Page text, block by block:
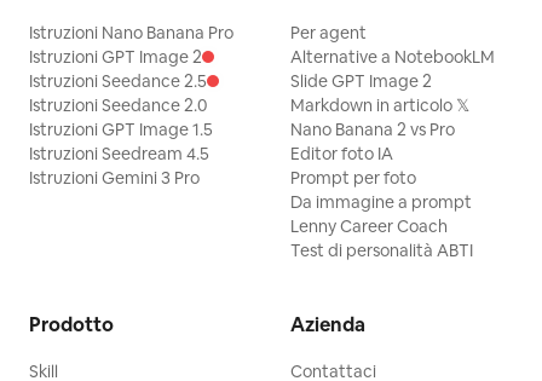
Istruzioni Nano Banana Pro
Istruzioni GPT Image 2
Istruzioni Seedance 2.5
Istruzioni Seedance 2.0
Istruzioni GPT Image 1.5
Istruzioni Seedream 4.5
Istruzioni Gemini 3 Pro
Per agent
Alternative a NotebookLM
Slide GPT Image 2
Markdown in articolo 𝕏
Nano Banana 2 vs Pro
Editor foto IA
Prompt per foto
Da immagine a prompt
Lenny Career Coach
Test di personalità ABTI
Prodotto
Skill
Azienda
Contattaci